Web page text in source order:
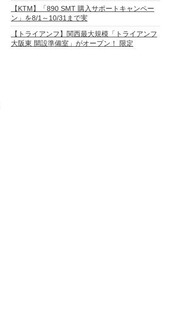
【KTM】「890 SMT 購入サポートキャンペー
ン」を8/1～10/31まで実
【トライアンフ】関西最大規模「トライアンフ
大阪東 開設準備室」がオープン！ 限定